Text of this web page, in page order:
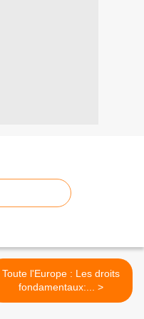
Toute l'Europe : Les droits
fondamentaux:... >